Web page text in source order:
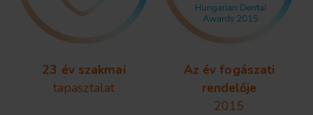
23 év szakmai
tapasztalat
Az év fogászati
rendelője
2015